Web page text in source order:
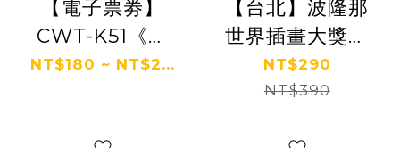
【電子票劵】
CWT-K51《高
雄場》台灣同人
NT$180 ~ NT$2...
【台北】波隆那
世界插畫大獎展
單人票
NT$290
NT$390